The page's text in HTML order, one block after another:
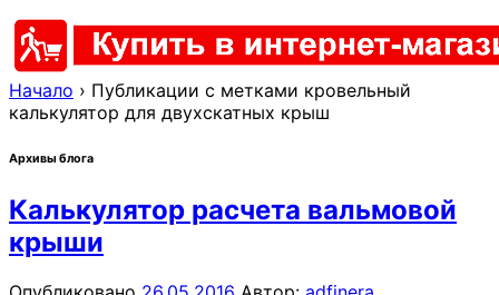
Начало › Публикации с метками кровельный
калькулятор для двухскатных крыш
Архивы блога
Калькулятор расчета вальмовой
крыши